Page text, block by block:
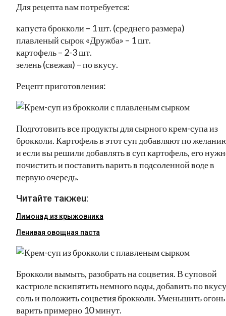
Для рецепта вам потребуется:
капуста брокколи – 1 шт. (среднего размера)
плавленый сырок «Дружба» – 1 шт.
картофель – 2-3 шт.
зелень (свежая) – по вкусу.
Рецепт приготовления:
Подготовить все продукты для сырного крем-супа из
брокколи. Картофель в этот суп добавляют по
и если вы решили добавлять в суп картофель, его
почистить и поставить варить в подсоленной воде в
первую очередь.
Читайте такжеu:
Лимонад из крыжовника
Ленивая овощная паста
Брокколи вымыть, разобрать на соцветия. В суповой
кастрюле вскипятить немного воды, добавить по вкусу
соль и положить соцветия брокколи. Уменьшить
варить примерно 10 минут.